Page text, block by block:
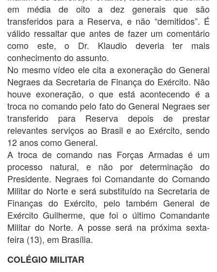
em média de oito a dez generais que são
transferidos para a Reserva, e não “demitidos”. É
válido ressaltar que antes de fazer um comentário
como este, o Dr. Klaudio deveria ter mais
conhecimento do assunto.
No mesmo vídeo ele cita a exoneração do General
Negraes da Secretaria de Finança do Exército. Não
houve exoneração, o que está acontecendo é a
troca no comando pelo fato do General Negraes ser
transferido para Reserva depois de prestar
relevantes serviços ao Brasil e ao Exército, sendo
12 anos como General.
A troca de comando nas Forças Armadas é um
processo natural, e não por determinação do
Presidente. Negraes foi Comandante do Comando
Militar do Norte e será substituído na Secretaria de
Finanças do Exército, pelo também General de
Exército Guilherme, que foi o último Comandante
Militar do Norte. A posse será na próxima sexta-
feira (13), em Brasília.
COLÉGIO MILITAR